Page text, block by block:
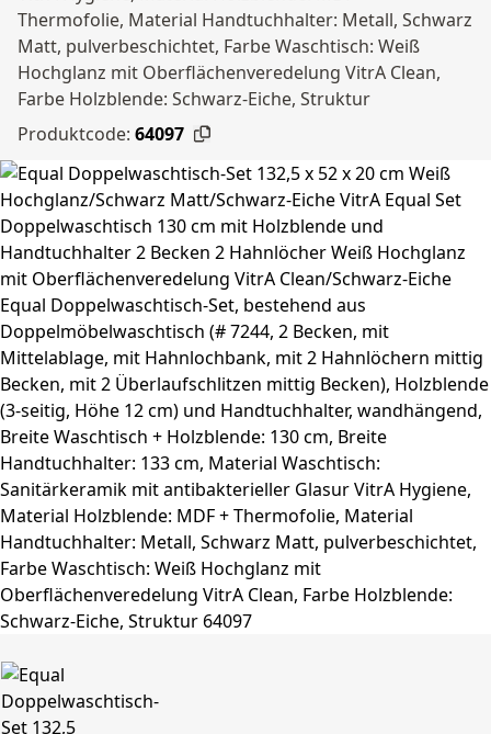
Thermofolie, Material Handtuchhalter: Metall, Schwarz
Matt, pulverbeschichtet, Farbe Waschtisch: Weiß
Hochglanz mit Oberflächenveredelung VitrA Clean,
Farbe Holzblende: Schwarz-Eiche, Struktur
Produktcode: 64097